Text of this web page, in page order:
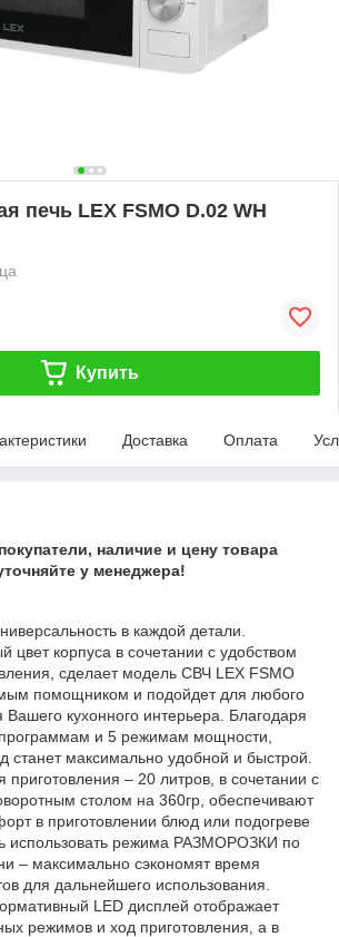
печь LEX FSMO D.02 WH
Купить
Доставка Оплата
наличие и цену товара
у менеджера!
в каждой детали.
цвет корпуса в сочетании с удобством
сделает модель СВЧ LEX FSMO
помощником и подойдет для любого
Вашего кухонного интерьера. Благодаря
и 5 режимам мощности,
станет максимально удобной и быстрой.
– 20 литров, в сочетании с
столом на 360гр, обеспечивают
в приготовлении блюд или подогреве
использовать режима РАЗМОРОЗКИ по
– максимально сэкономят время
для дальнейшего использования.
LED дисплей отображает
режимов и ход приготовления, а в